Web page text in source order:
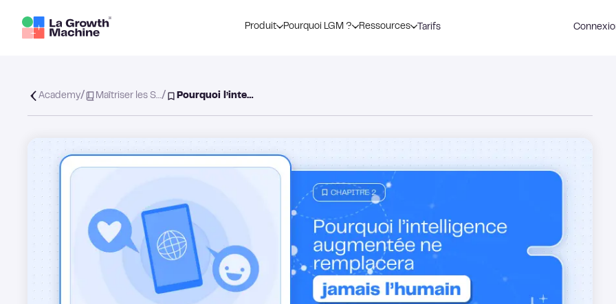
Produit Pourquoi LGM ? Ressources Tarifs
Academy/ Maîtriser les S…/ Pourquoi l’inte…